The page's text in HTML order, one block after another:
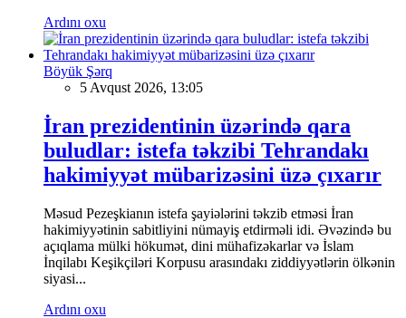
Ardını oxu
Böyük Şərq
5 Avqust 2026, 13:05
İran prezidentinin üzərində qara
buludlar: istefa təkzibi Tehrandakı
hakimiyyət mübarizəsini üzə çıxarır
Məsud Pezeşkianın istefa şayiələrini təkzib etməsi İran
hakimiyyətinin sabitliyini nümayiş etdirməli idi. Əvəzində bu
açıqlama mülki hökumət, dini mühafizəkarlar və İslam
İnqilabı Keşikçiləri Korpusu arasındakı ziddiyyətlərin ölkənin
siyasi...
Ardını oxu